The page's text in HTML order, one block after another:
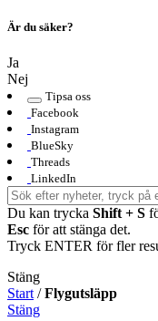
Är du säker?
Ja
Nej
Tipsa oss
Facebook
Instagram
BlueSky
Threads
LinkedIn
Du kan trycka Shift + S
Esc för att stänga det.
Tryck ENTER för fler
Stäng
Start /Flygutsläpp
Stäng